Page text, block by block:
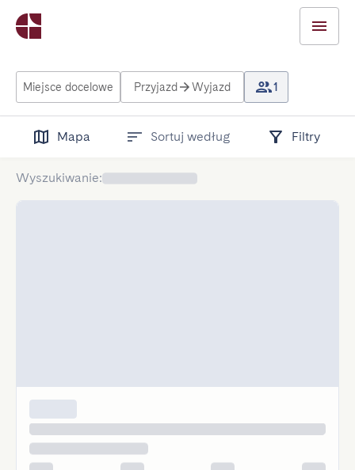
Miejsce docelowe Przyjazd Wyjazd 1
Mapa Sortuj według Filtry
Wyszukiwanie: